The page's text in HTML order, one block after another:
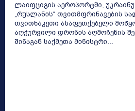
ლაიფციგის აეროპორტში,
„რუსლანის“ თვითმფრინავების
თვითნაკეთი ასაფეთქებელი
აღჭურვილი დრონის აღმოჩენის
შინაგან საქმეთა მინისტრი...